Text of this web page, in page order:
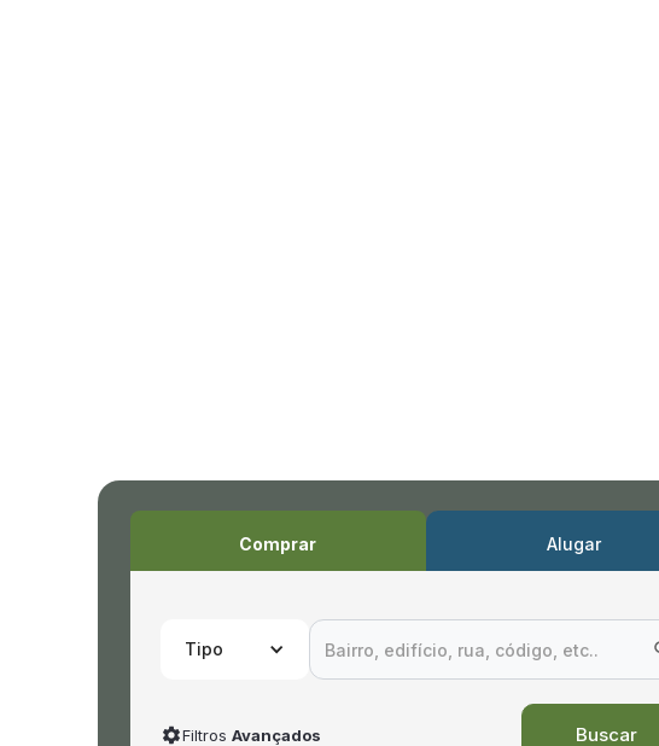
Comprar Alugar
Tipo
Filtros Avançados